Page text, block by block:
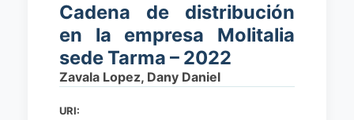
Cadena de distribución
en la empresa Molitalia
sede Tarma – 2022
Zavala Lopez, Dany Daniel
URI: